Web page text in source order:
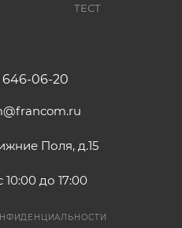
ТЕСТ
646-06-20
Поля, д.15
10:00 до 17:00